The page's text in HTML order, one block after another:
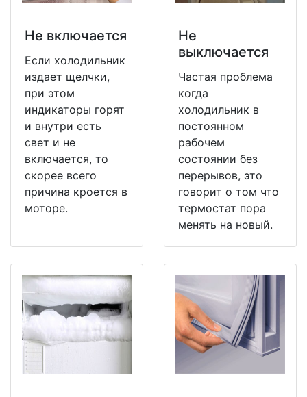
Не включается
Если холодильник
издает щелчки,
при этом
индикаторы горят
и внутри есть
свет и не
включается, то
скорее всего
причина кроется в
моторе.
Не
выключается
Частая проблема
когда
холодильник в
постоянном
рабочем
состоянии без
перерывов, это
говорит о том что
термостат пора
менять на новый.